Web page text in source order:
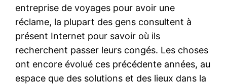
entreprise de voyages pour avoir une
réclame, la plupart des gens consultent à
présent Internet pour savoir où ils
recherchent passer leurs congés. Les choses
ont encore évolué ces précédente années, au
espace que des solutions et des lieux dans la